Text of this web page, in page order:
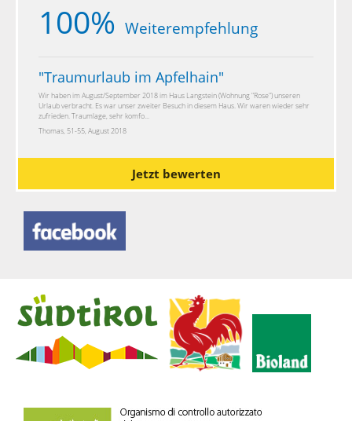
100% Weiterempfehlung
"Traumurlaub im Apfelhain"
Wir haben im August/September 2018 im Haus Langstein (Wohnung "Rose") unseren
Urlaub verbracht. Es war unser zweiter Besuch in diesem Haus. Wir waren wieder sehr
zufrieden. Traumlage, sehr komfo...
Thomas, 51-55, August 2018
Jetzt bewerten